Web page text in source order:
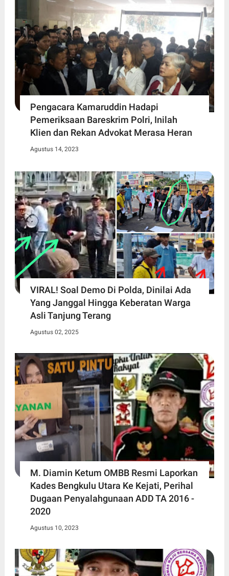
Pengacara Kamaruddin Hadapi
Pemeriksaan Bareskrim Polri, Inilah
Klien dan Rekan Advokat Merasa Heran
Agustus 14, 2023
VIRAL! Soal Demo Di Polda, Dinilai Ada
Yang Janggal Hingga Keberatan Warga
Asli Tanjung Terang
Agustus 02, 2025
M. Diamin Ketum OMBB Resmi Laporkan
Kades Bengkulu Utara Ke Kejati, Perihal
Dugaan Penyalahgunaan ADD TA 2016 -
2020
Agustus 10, 2023